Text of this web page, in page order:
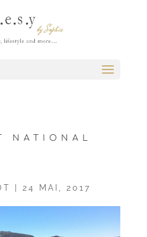
NATIONAL
24 MAI, 2017